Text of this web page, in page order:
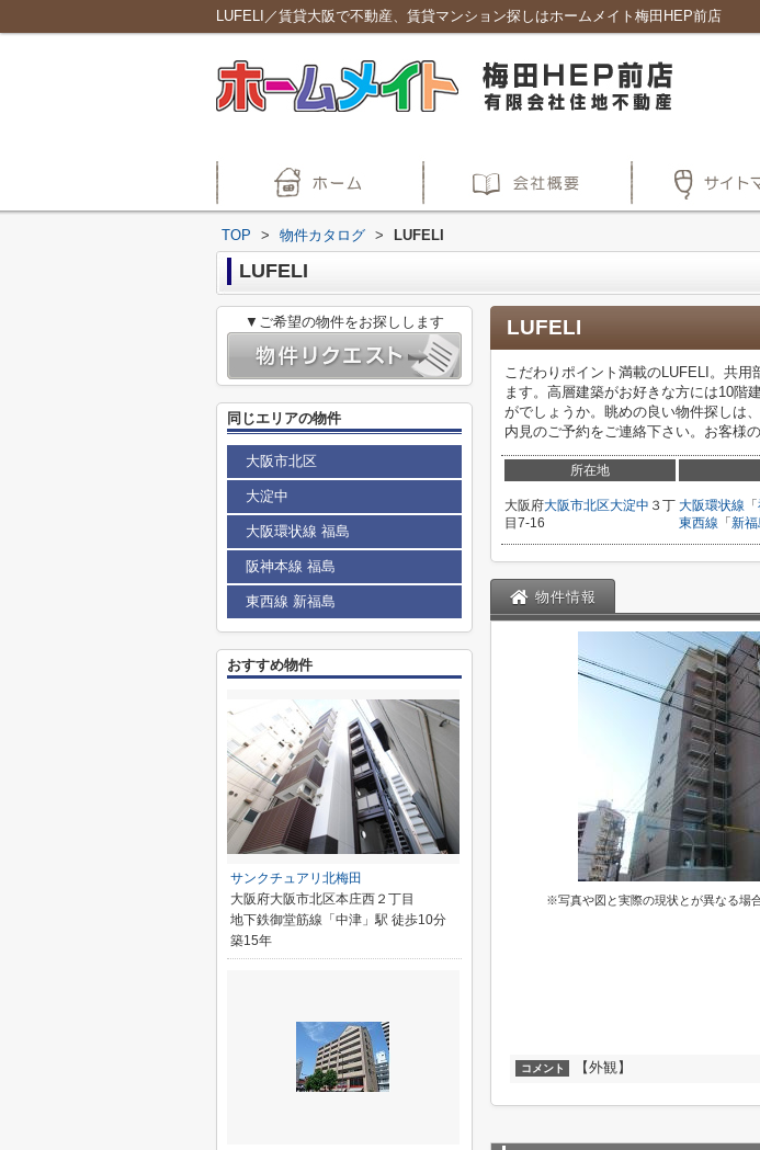
LUFELI／賃貸大阪で不動産、賃貸マンション探しはホームメイト梅田HEP前店
TOP > 物件カタログ > LUFELI
LUFELI
LUFELI
こだわりポイント満載のLUFELI。共
ます。高層建築がお好きな方には10階
がでしょうか。眺めの良い物件探しは
内見のご予約をご連絡下さい。お客様
所在地
大阪府大阪市北区大淀中 ３丁
目7-16
大阪環状線 「
東西線 「 新福
物件情報
※写真や図と実際の現状とが異なる場
コメント 【外観】
▼ご希望の物件をお探しします
同じエリアの物件
大阪市北区
大淀中
大阪環状線 福島
阪神本線 福島
東西線 新福島
おすすめ物件
サンクチュアリ北梅田
大阪府大阪市北区本庄西２丁目
地下鉄御堂筋線「中津」駅 徒歩10分
築15年